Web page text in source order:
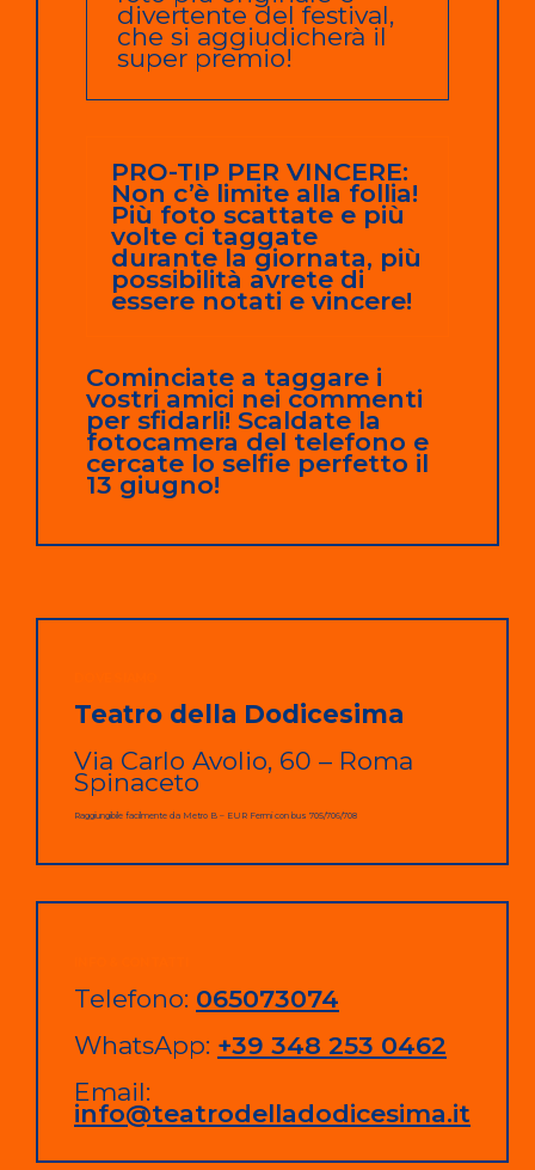
divertente del festival,
che si aggiudicherà il
super premio!
PRO-TIP PER VINCERE:
Non c’è limite alla follia!
Più foto scattate e più
volte ci taggate
durante la giornata, più
possibilità avrete di
essere notati e vincere!
Cominciate a taggare i
vostri amici nei commenti
per sfidarli! Scaldate la
fotocamera del telefono e
cercate lo selfie perfetto il
13 giugno!
Teatro della Dodicesima
Via Carlo Avolio, 60 – Roma
Spinaceto
Raggiungibile facilmente da Metro B – EUR Fermi con bus 705/706/708
Telefono: 065073074
WhatsApp: +39 348 253 0462
Email:
info@teatrodelladodicesima.it